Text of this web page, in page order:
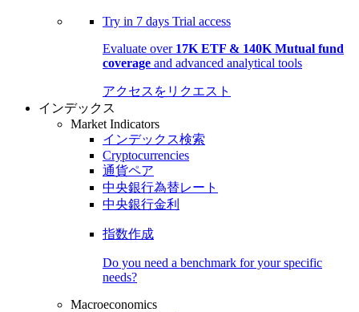
Try in 7 days Trial access
Evaluate over 17K ETF & 140K Mutual fund
coverage and advanced analytical tools
アクセスをリクエスト
インデックス
Market Indicators
インデックス検索
Cryptocurrencies
通貨ペア
中央銀行為替レート
中央銀行金利
指数作成
Do you need a benchmark for your specific
needs?
Macroeconomics